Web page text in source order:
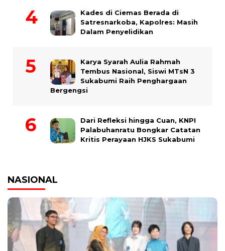
Kades di Ciemas Berada di
Satresnarkoba, Kapolres: Masih
Dalam Penyelidikan
Karya Syarah Aulia Rahmah
Tembus Nasional, Siswi MTsN 3
Sukabumi Raih Penghargaan
Bergengsi
Dari Refleksi hingga Cuan, KNPI
Palabuhanratu Bongkar Catatan
Kritis Perayaan HJKS Sukabumi
NASIONAL